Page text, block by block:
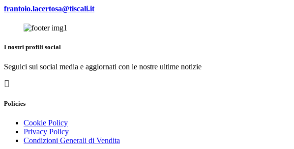
frantoio.lacertosa@tiscali.it
I nostri profili social
Seguici sui social media e aggiornati con le nostre ultime notizie
Policies
Cookie Policy
Privacy Policy
Condizioni Generali di Vendita